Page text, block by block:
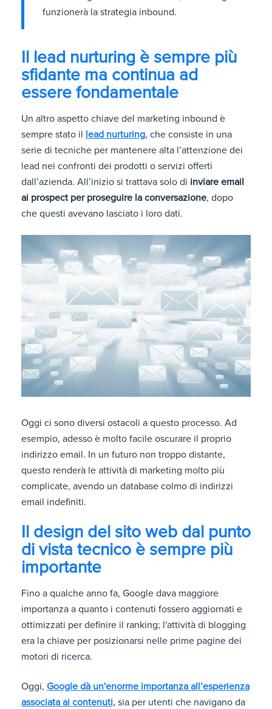
funzionerà la strategia inbound.
Il lead nurturing è sempre più
sfidante ma continua ad
essere fondamentale
Un altro aspetto chiave del marketing inbound è
sempre stato il lead nurturing, che consiste in una
serie di tecniche per mantenere alta l’attenzione dei
lead nei confronti dei prodotti o servizi offerti
dall’azienda. All’inizio si trattava solo di inviare email
ai prospect per proseguire la conversazione, dopo
che questi avevano lasciato i loro dati.
Oggi ci sono diversi ostacoli a questo processo. Ad
esempio, adesso è molto facile oscurare il proprio
indirizzo email. In un futuro non troppo distante,
questo renderà le attività di marketing molto più
complicate, avendo un database colmo di indirizzi
email indefiniti.
Il design del sito web dal punto
di vista tecnico è sempre più
importante
Fino a qualche anno fa, Google dava maggiore
importanza a quanto i contenuti fossero aggiornati e
ottimizzati per definire il ranking; l'attività di blogging
era la chiave per posizionarsi nelle prime pagine dei
motori di ricerca.
Oggi, Google dà un'enorme importanza all’esperienza
associata ai contenuti, sia per utenti che navigano da